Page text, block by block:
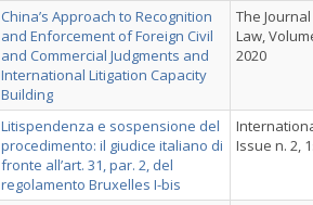
China’s Approach to Recognition
and Enforcement of Foreign Civil
and Commercial Judgments and
International Litigation Capacity
Building
The
Law,
2020
Litispendenza e sospensione del
procedimento: il giudice italiano di
fronte all’art. 31, par. 2, del
regolamento Bruxelles I-bis
Issue n. 2,